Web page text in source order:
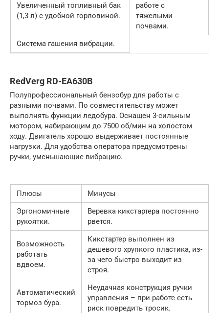
Увеличенный топливный бак
(1,3 л) с удобной горловиной.
работе с
тяжелыми
почвами.
Система гашения вибрации.
RedVerg RD-EA630B
Полупрофессиональный бензобур для работы с
разными почвами. По совместительству может
выполнять функции ледобура. Оснащен 3-сильным
мотором, набирающим до 7500 об/мин на холостом
ходу. Двигатель хорошо выдерживает постоянные
нагрузки. Для удобства оператора предусмотрены
ручки, уменьшающие вибрацию.
Плюсы
Минусы
Эргономичные
рукоятки.
Веревка кикстартера постоянно
рвется.
Возможность
работать
вдвоем.
Кикстартер выполнен из
дешевого хрупкого пластика, из-
за чего быстро выходит из
строя.
Автоматический
тормоз бура.
Неудачная конструкция ручки
управления – при работе есть
риск повредить тросик.